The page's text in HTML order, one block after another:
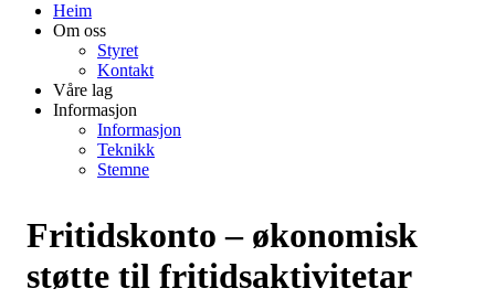
Heim
Om oss
Styret
Kontakt
Våre lag
Informasjon
Informasjon
Teknikk
Stemne
Fritidskonto – økonomisk
støtte til fritidsaktivitetar